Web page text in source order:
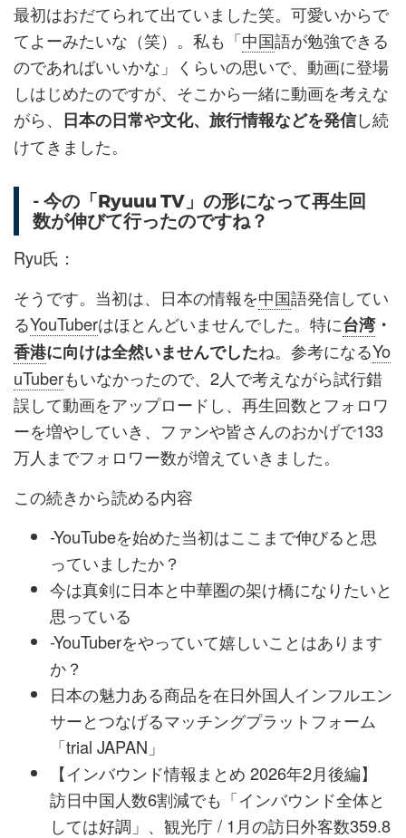
最初はおだてられて出ていました笑。可愛いからで
てよーみたいな（笑）。私も「中国語が勉強できる
のであればいいかな」くらいの思いで、動画に登場
しはじめたのですが、そこから一緒に動画を考えな
がら、 日本の日常や文化、旅行情報などを発信し続
けてきました。
- 今の「Ryuuu TV」の形になって再生回
数が伸びて行ったのですね？
Ryu氏：
そうです。当初は、日本の情報を中国語発信してい
るYouTuberはほとんどいませんでした。特に台湾・
香港に向けは全然いませんでしたね。参考になるYo
uTuberもいなかったので、2人で考えながら試行錯
誤して動画をアップロードし、再生回数とフォロワ
ーを増やしていき、ファンや皆さんのおかげで133
万人までフォロワー数が増えていきました。
この続きから読める内容
-YouTubeを始めた当初はここまで伸びると思
っていましたか？
今は真剣に日本と中華圏の架け橋になりたいと
思っている
-YouTuberをやっていて嬉しいことはあります
か？
日本の魅力ある商品を在日外国人インフルエン
サーとつなげるマッチングプラットフォーム
「trial JAPAN」
【インバウンド情報まとめ 2026年2月後編】
訪日中国人数6割減でも「インバウンド全体と
しては好調」、観光庁 / 1月の訪日外客数359.8